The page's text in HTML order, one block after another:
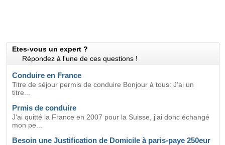
Etes-vous un expert ?
Répondez à l'une de ces questions !
Conduire en France
Titre de séjour permis de conduire Bonjour à tous: J’ai un
titre...
Prmis de conduire
J'ai quitté la France en 2007 pour la Suisse, j'ai donc échangé
mon pe...
Besoin une Justification de Domicile à paris-paye 250eur